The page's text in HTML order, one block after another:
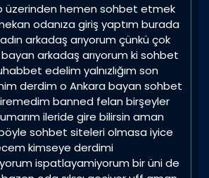
üzerinden hemen sohbet etmek
odanıza giriş yaptım burada
arkadaş arıyorum çünkü çok
bayan arkadaş arıyorum ki sohbet
edelim yalnızlığım son
derdim o Ankara bayan sohbet
banned felan birşeyler
ileride gire bilirsin aman
sohbet siteleri olmasa iyice
kimseye derdimi
ispatlayamiyorum bir üni de